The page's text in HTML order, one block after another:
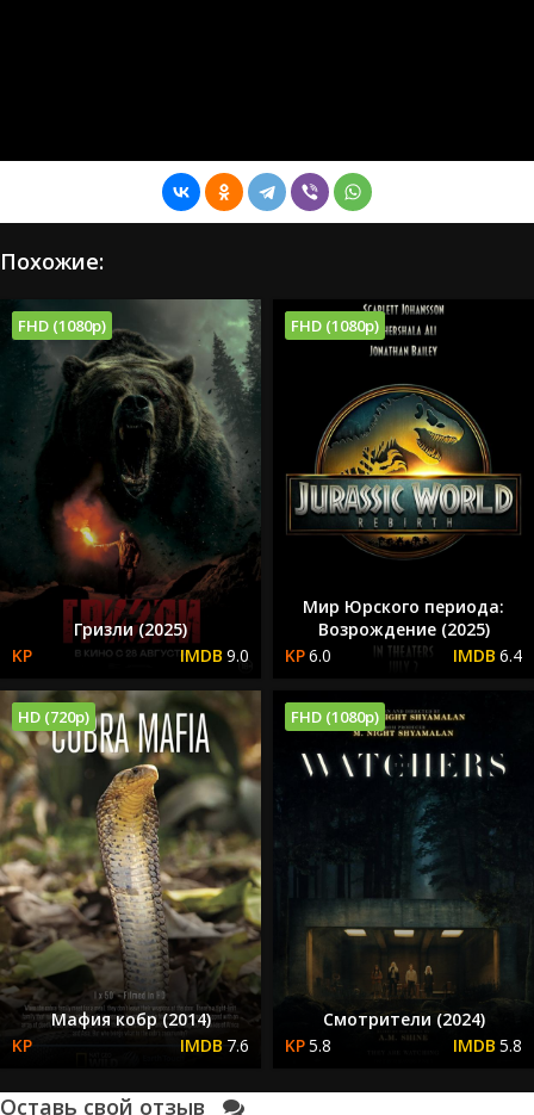
Похожие:
FHD (1080p)
Гризли (2025)
9.0
FHD (1080p)
Мир Юрского периода:
Возрождение (2025)
6.0
6.4
HD (720p)
Мафия кобр (2014)
7.6
FHD (1080p)
Смотрители (2024)
5.8
5.8
Оставь свой отзыв